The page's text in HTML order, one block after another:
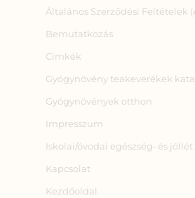
Általános Szerződési Feltételek
Bemutatkozás
Címkék
Gyógynövény teakeverékek
Gyógynövények otthon
Impresszum
Iskolai/óvodai egészség‑ és
Kapcsolat
Kezdőoldal